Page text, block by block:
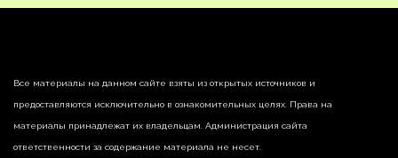
Все материалы на данном сайте взяты из открытых источников и
предоставляются исключительно в ознакомительных целях. Права на
материалы принадлежат их владельцам. Администрация сайта
ответственности за содержание материала не несет.